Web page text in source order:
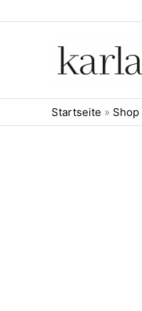
Inhalt
Startseite » Shop